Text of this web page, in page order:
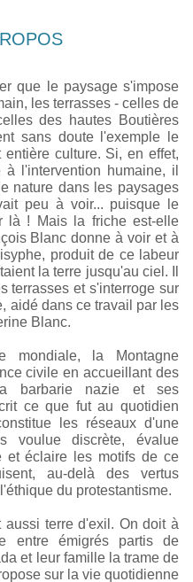
que le paysage s'impose
les terrasses - celles de
des hautes Boutières
sans doute l'exemple le
culture. Si, en effet,
l'intervention humaine, il
nature dans les paysages
peu à voir... puisque le
là ! Mais la friche est-elle
Blanc donne à voir et à
produit de ce labeur
la terre jusqu'au ciel. Il
terrasses et s'interroge sur
aidé dans ce travail par les
Blanc.
mondiale, la Montagne
civile en accueillant des
barbarie nazie et ses
ce que fut au quotidien
les réseaux d'une
voulue discrète, évalue
et éclaire les motifs de ce
au-delà des vertus
du protestantisme.
aussi terre d'exil. On doit à
entre émigrés partis de
et leur famille la trame de
sur la vie quotidienne